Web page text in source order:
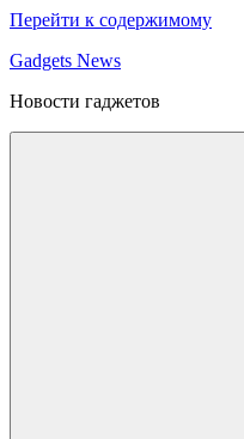
Перейти к содержимому
Gadgets News
Новости гаджетов